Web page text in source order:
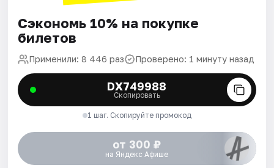
Сэкономь 10% на покупке
билетов
Применили: 8 446 раз Проверено: 1 минуту назад
DX749988
Скопировать
1 шаг. Скопируйте промокод
от 300 ₽
на Яндекс Афише